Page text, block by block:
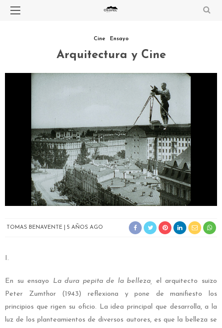
Cine Ensayo
Arquitectura y Cine
TOMAS BENAVENTE 5 AÑOS AGO
I.
En su ensayo La dura pepita de la belleza,
el arquitecto suizo
Peter Zumthor (1943) reflexiona y pone de manifiesto los
principios que rigen su oficio. La idea principal que desarrolla, a la
luz de los planteamientos de diversos autores, es que la belleza se